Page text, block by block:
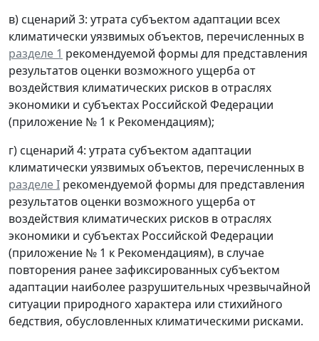
в) сценарий 3: утрата субъектом адаптации всех
климатически уязвимых объектов, перечисленных в
разделе 1 рекомендуемой формы для представления
результатов оценки возможного ущерба от
воздействия климатических рисков в отраслях
экономики и субъектах Российской Федерации
(приложение № 1 к Рекомендациям);
г) сценарий 4: утрата субъектом адаптации
климатически уязвимых объектов, перечисленных в
разделе I рекомендуемой формы для представления
результатов оценки возможного ущерба от
воздействия климатических рисков в отраслях
экономики и субъектах Российской Федерации
(приложение № 1 к Рекомендациям), в случае
повторения ранее зафиксированных субъектом
адаптации наиболее разрушительных чрезвычайной
ситуации природного характера или стихийного
бедствия, обусловленных климатическими рисками.